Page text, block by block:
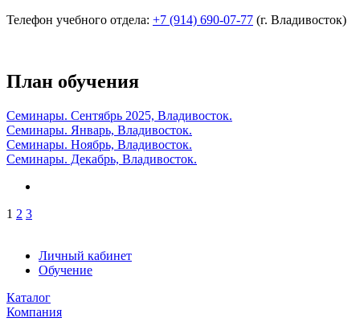
Телефон учебного отдела: +7 (914) 690-07-77 (г. Владивосток)
План обучения
Семинары. Сентябрь 2025, Владивосток.
Семинары. Январь, Владивосток.
Семинары. Ноябрь, Владивосток.
Семинары. Декабрь, Владивосток.
1 2 3
Личный кабинет
Обучение
Каталог
Компания